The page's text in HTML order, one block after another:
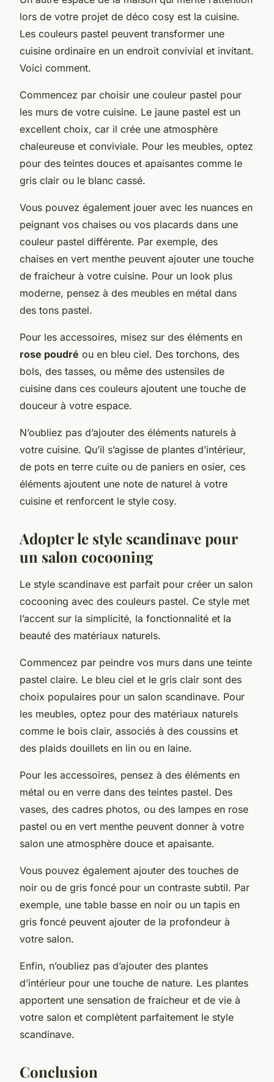
lors de votre projet de déco cosy est la cuisine.
Les couleurs pastel peuvent transformer une
cuisine ordinaire en un endroit convivial et invitant.
Voici comment.
Commencez par choisir une couleur pastel pour
les murs de votre cuisine. Le jaune pastel est un
excellent choix, car il crée une atmosphère
chaleureuse et conviviale. Pour les meubles, optez
pour des teintes douces et apaisantes comme le
gris clair ou le blanc cassé.
Vous pouvez également jouer avec les nuances en
peignant vos chaises ou vos placards dans une
couleur pastel différente. Par exemple, des
chaises en vert menthe peuvent ajouter une touche
de fraicheur à votre cuisine. Pour un look plus
moderne, pensez à des meubles en métal dans
des tons pastel.
Pour les accessoires, misez sur des éléments en
rose poudré ou en bleu ciel. Des torchons, des
bols, des tasses, ou même des ustensiles de
cuisine dans ces couleurs ajoutent une touche de
douceur à votre espace.
N’oubliez pas d’ajouter des éléments naturels à
votre cuisine. Qu’il s’agisse de plantes d’intérieur,
de pots en terre cuite ou de paniers en osier, ces
éléments ajoutent une note de naturel à votre
cuisine et renforcent le style cosy.
Adopter le style scandinave pour
un salon cocooning
Le style scandinave est parfait pour créer un salon
cocooning avec des couleurs pastel. Ce style met
l’accent sur la simplicité, la fonctionnalité et la
beauté des matériaux naturels.
Commencez par peindre vos murs dans une teinte
pastel claire. Le bleu ciel et le gris clair sont des
choix populaires pour un salon scandinave. Pour
les meubles, optez pour des matériaux naturels
comme le bois clair, associés à des coussins et
des plaids douillets en lin ou en laine.
Pour les accessoires, pensez à des éléments en
métal ou en verre dans des teintes pastel. Des
vases, des cadres photos, ou des lampes en rose
pastel ou en vert menthe peuvent donner à votre
salon une atmosphère douce et apaisante.
Vous pouvez également ajouter des touches de
noir ou de gris foncé pour un contraste subtil. Par
exemple, une table basse en noir ou un tapis en
gris foncé peuvent ajouter de la profondeur à
votre salon.
Enfin, n’oubliez pas d’ajouter des plantes
d’intérieur pour une touche de nature. Les plantes
apportent une sensation de fraicheur et de vie à
votre salon et complètent parfaitement le style
scandinave.
Conclusion